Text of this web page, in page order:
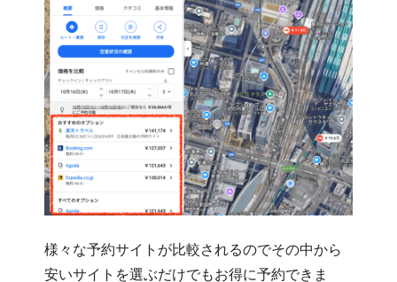
様々な予約サイトが比較されるのでその中から
安いサイトを選ぶだけでもお得に予約できま